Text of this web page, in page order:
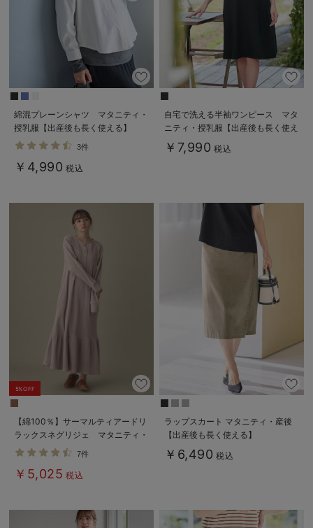
綿混プレーンシャツ マタニティ・
授乳服【出産後も長く使える】
3件
￥4,990 税込
自宅で洗える半袖ワンピース マタ
ニティ・授乳服【出産後も長く使え
る】
￥7,990 税込
5%OFF
【綿100％】サーマルティアードリ
ラックスネグリジェ マタニティ・
授乳パジャマ【出産後も長く使え
7件
￥5,025 税込
ラップスカート マタニティ・産後
【出産後も長く使える】
￥6,490 税込